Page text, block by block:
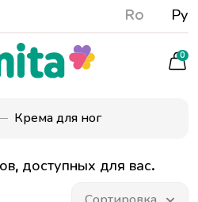
Ro Ру
0
Крема для ног
доступных для вас.